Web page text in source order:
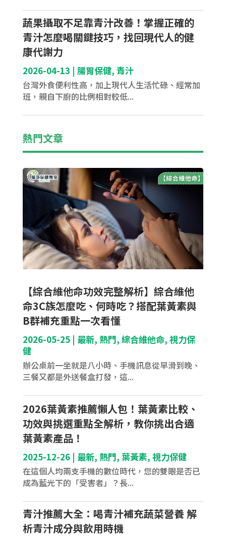
蔬果攝取不足靠青汁改善！掌握正確的
青汁怎麼喝關鍵技巧，找回現代人的健
康代謝力
2026-04-13 | 腸胃保健, 青汁
台灣外食便利性高，加上現代人生活忙碌、經常加
班，親自下廚的比例相對較低...
熱門文章
【綜合維他命功效完整解析】綜合維他
命3C族怎麼吃、何時吃？搭配葉黃素與
B群補充重點一次看懂
2026-05-25| 最新, 熱門, 綜合維他命, 視力保
健
辦公桌前一坐就是八小時、手機訊息從早滑到晚、
三餐又都是外送餐盒打發，這...
2026葉黃素推薦懶人包！葉黃素比較、
功效與挑選重點全解析，教你挑出合適
葉黃素產品！
2025-12-26| 最新, 熱門, 葉黃素, 視力保健
在這個人均兩支手機的數位時代，您的雙眼是否已
成為藍光下的「受害者」？長...
青汁推薦大全：喝青汁補充蔬菜營養 解
析青汁成分與飲用時機